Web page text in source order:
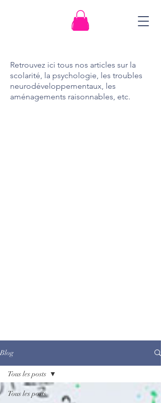
Retrouvez ici tous nos articles sur la
scolarité, la psychologie, les troubles
neurodéveloppementaux, les
aménagements raisonnables, etc.
Blog
Tous les posts
Tous les posts